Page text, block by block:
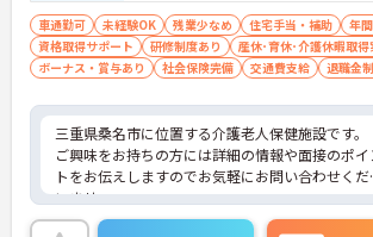
車通勤可 未経験OK 残業少なめ 住宅手当・補助
年
資格取得サポート
研修制度あり
産休･育休･介護休暇取得
ボーナス・賞与あり
社会保険完備 交通費支給 退職金
三重県桑名市に位置する介護老人保健施設です。
ご興味をお持ちの方には詳細の情報や面接のポイ
トをお伝えしますのでお気軽にお問い合わせくだ
いませ。